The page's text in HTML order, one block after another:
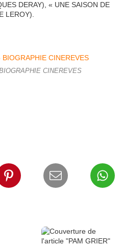
DERAY), « UNE SAISON DE
LEROY).
CINEREVES